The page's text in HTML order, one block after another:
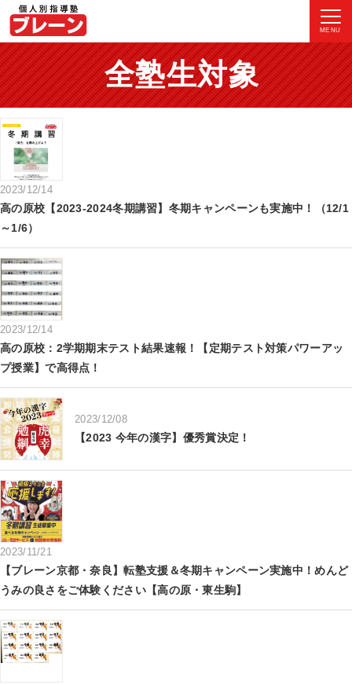
MENU
全塾生対象
2023/12/14
高の原校【2023-2024冬期講習】冬期キャンペーンも実施中！（12/1
～1/6）
2023/12/14
高の原校：2学期期末テスト結果速報！【定期テスト対策パワーアッ
プ授業】で高得点！
2023/12/08
【2023 今年の漢字】優秀賞決定！
2023/11/21
【ブレーン京都・奈良】転塾支援＆冬期キャンペーン実施中！めんど
うみの良さをご体験ください【高の原・東生駒】